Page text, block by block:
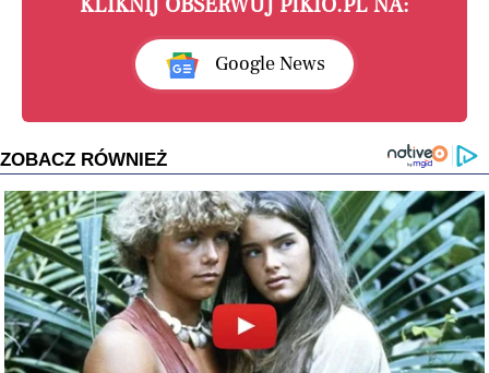
KLIKNIJ OBSERWUJ PIKIO.PL NA:
Google News
ZOBACZ RÓWNIEŻ